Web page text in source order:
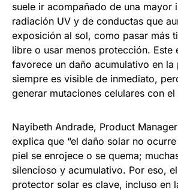
suele ir acompañado de una mayor
radiación UV y de conductas que
exposición al sol, como pasar más
libre o usar menos protección. Este
favorece un daño acumulativo en la
siempre es visible de inmediato,
generar mutaciones celulares con
Nayibeth Andrade, Product
explica que “el daño solar no
piel se enrojece o se quema;
silencioso y acumulativo. Por eso,
protector solar es clave, incluso en